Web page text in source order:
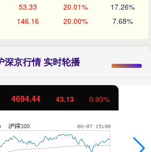
53.33 20.01% 17.26%
146.16 20.00% 7.68%
深京行情 实时轮播
4694.44 43.13 0.93%